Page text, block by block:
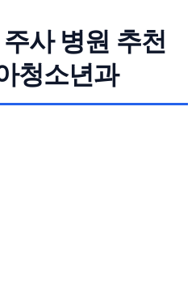
사 병원 추천
청소년과